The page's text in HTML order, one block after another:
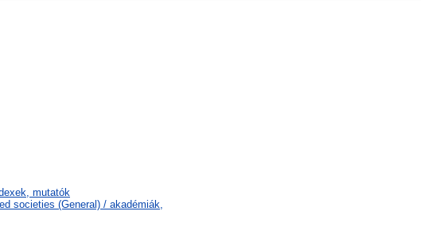
mutatók
societies (General) / akadémiák,